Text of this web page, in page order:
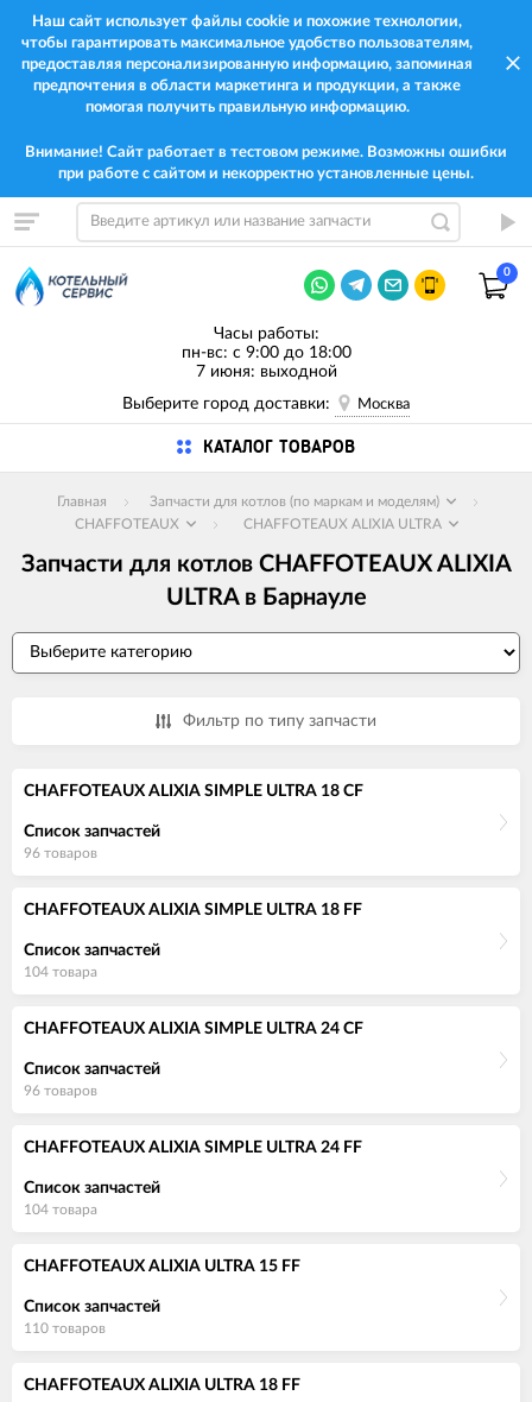
Наш сайт использует файлы cookie и похожие технологии,
чтобы гарантировать максимальное удобство пользователям,
предоставляя персонализированную информацию, запоминая
предпочтения в области маркетинга и продукции, а также
помогая получить правильную информацию.
Внимание! Сайт работает в тестовом режиме. Возможны ошибки
при работе с сайтом и некорректно установленные цены.
0
Часы работы:
пн-вс: с 9:00 до 18:00
7 июня: выходной
Выберите город доставки:
Москва
КАТАЛОГ ТОВАРОВ
Главная
Запчасти для котлов (по маркам и моделям)
CHAFFOTEAUX
CHAFFOTEAUX ALIXIA ULTRA
Запчасти для котлов CHAFFOTEAUX ALIXIA
ULTRA в Барнауле
Фильтр по типу запчасти
CHAFFOTEAUX ALIXIA SIMPLE ULTRA 18 CF
Список запчастей
96 товаров
CHAFFOTEAUX ALIXIA SIMPLE ULTRA 18 FF
Список запчастей
104 товара
CHAFFOTEAUX ALIXIA SIMPLE ULTRA 24 CF
Список запчастей
96 товаров
CHAFFOTEAUX ALIXIA SIMPLE ULTRA 24 FF
Список запчастей
104 товара
CHAFFOTEAUX ALIXIA ULTRA 15 FF
Список запчастей
110 товаров
CHAFFOTEAUX ALIXIA ULTRA 18 FF